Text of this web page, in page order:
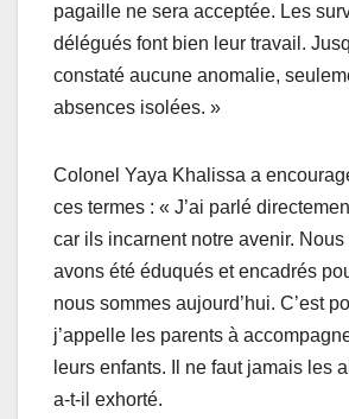
pagaille ne sera acceptée. Les
délégués font bien leur travail.
constaté aucune anomalie,
absences isolées. »
Colonel Yaya Khalissa a
ces termes : « J’ai parlé
car ils incarnent notre avenir.
avons été éduqués et encadrés
nous sommes aujourd’hui. C’est
j’appelle les parents à
leurs enfants. Il ne faut jamais les
a-t-il exhorté.